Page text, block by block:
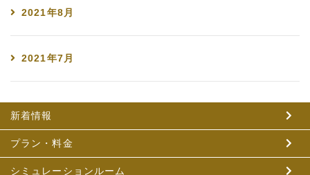
2021年8月
2021年7月
新着情報
プラン・料金
シミュレーションルーム